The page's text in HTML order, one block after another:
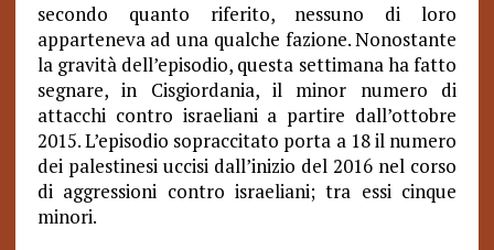
secondo quanto riferito, nessuno di loro
apparteneva ad una qualche fazione. Nonostante
la gravità dell’episodio, questa settimana ha fatto
segnare, in Cisgiordania, il minor numero di
attacchi contro israeliani a partire dall’ottobre
2015. L’episodio sopraccitato porta a 18 il numero
dei palestinesi uccisi dall’inizio del 2016 nel corso
di aggressioni contro israeliani; tra essi cinque
minori.